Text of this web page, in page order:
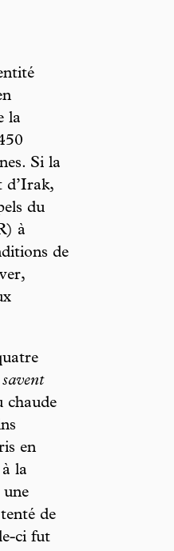
la
Si la
d’Irak,
du
à
de
chaude
en
la
une
de
ci fut